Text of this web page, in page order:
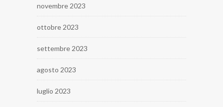
novembre 2023
ottobre 2023
settembre 2023
agosto 2023
luglio 2023